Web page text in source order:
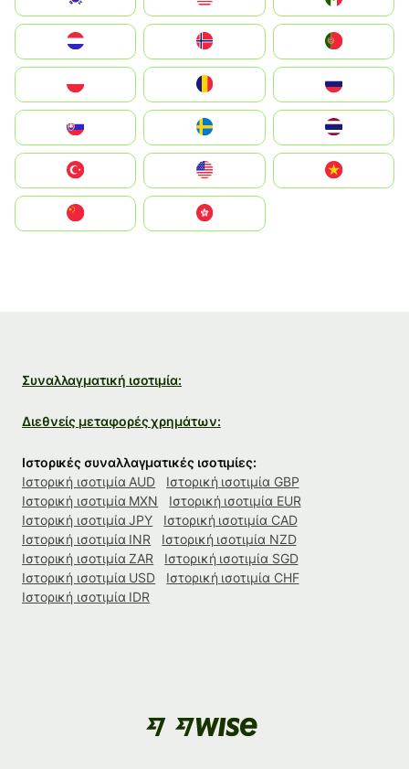
United States
中國香港特別行政區
Συναλλαγματική ισοτιμία:
Διεθνείς μεταφορές χρημάτων:
Ιστορικές συναλλαγματικές ισοτιμίες:
Ιστορική ισοτιμία AUD
Ιστορική ισοτιμία GBP
Ιστορική ισοτιμία MXN
Ιστορική ισοτιμία EUR
Ιστορική ισοτιμία JPY
Ιστορική ισοτιμία CAD
Ιστορική ισοτιμία INR
Ιστορική ισοτιμία NZD
Ιστορική ισοτιμία ZAR
Ιστορική ισοτιμία SGD
Ιστορική ισοτιμία USD
Ιστορική ισοτιμία CHF
Ιστορική ισοτιμία IDR